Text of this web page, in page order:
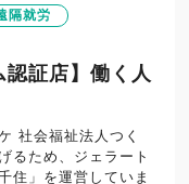
隔就労
認証店】働く人
社会福祉法人つく
るため、ジェラート
住」を運営していま